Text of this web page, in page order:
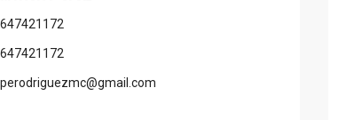
647421172
647421172
perodriguezmc@gmail.com